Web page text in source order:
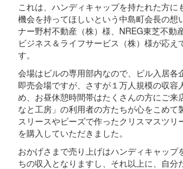
い
さ
つ
の
で
き
街。
これは、ハンディキャップを持たれた方に
機会を持ってほしいという中島町会長の想
ナー野村不動産（株）様、NREG東芝不動
ビジネス＆ライフサービス（株）様が応え
す。
会場はビルの専用部内なので、ビル入居各
即売会場ですが、さすが１万人規模の収容
め、お昼休憩時間帯はたくさんの方にご来
なと工房」の利用者の方たちが心をこめて
スリースやビーズで作ったクリスマスツリ
を購入していただきました。
おかげさまで売り上げはハンディキャップ
ちの収入となりますし、それ以上に、自分